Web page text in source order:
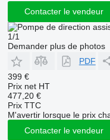
Contacter le vendeur
1/1
Demander plus de photos
PDF
399 €
Prix net HT
477,20 €
Prix TTC
M'avertir lorsque le prix
Contacter le vendeur